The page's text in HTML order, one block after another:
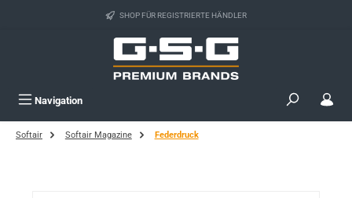
Zum Hauptinhalt springen SHOP FÜR REGISTRIERTE HÄNDLER
Navigation
Softair Softair Magazine Federdruck